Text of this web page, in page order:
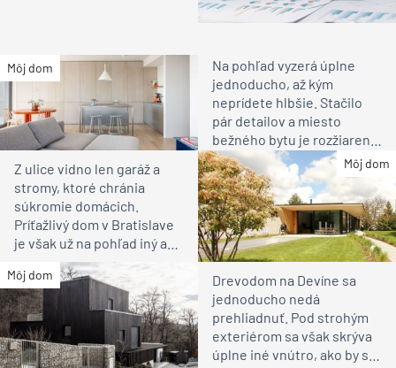
Môj dom
Na pohľad vyzerá úplne
jednoducho, až kým
neprídete hlbšie. Stačilo
pár detailov a miesto
bežného bytu je rozžiarené
bývanie pre rodinu
Môj dom
Z ulice vidno len garáž a
stromy, ktoré chránia
súkromie domácich.
Príťažlivý dom v Bratislave
je však už na pohľad iný ako
susedia
Môj dom
Drevodom na Devíne sa
jednoducho nedá
prehliadnuť. Pod strohým
exteriérom sa však skrýva
úplne iné vnútro, ako by ste